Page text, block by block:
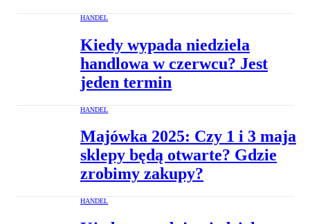
HANDEL
Kiedy wypada niedziela
handlowa w czerwcu? Jest
jeden termin
HANDEL
Majówka 2025: Czy 1 i 3 maja
sklepy będą otwarte? Gdzie
zrobimy zakupy?
HANDEL